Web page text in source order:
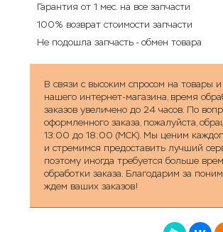
Гарантия от 1 мес. на все запчасти
100% возврат стоимости запчасти
Не подошла запчасть - обмен товара
В связи с высоким спросом на товары и
нашего интернет-магазина, время
заказов увеличено до 24 часов. По
оформленного заказа, пожалуйста,
13:00 до 18:00 (МСК). Мы ценим
и стремимся предоставить лучший
поэтому иногда требуется больше
обработки заказа. Благодарим за
ждем ваших заказов!